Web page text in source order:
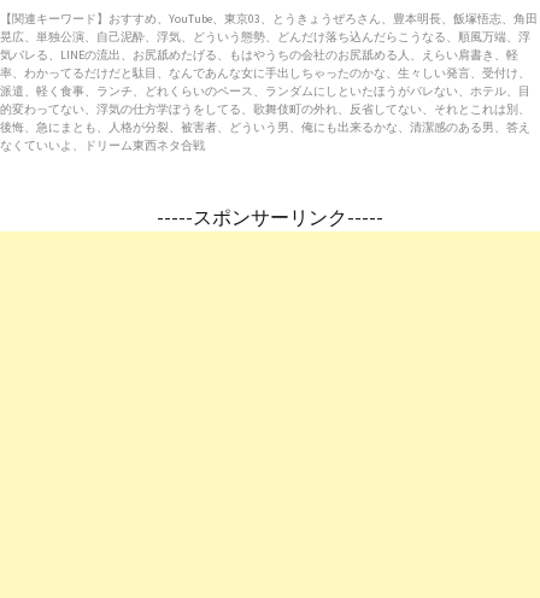
【関連キーワード】おすすめ、YouTube、東京03、とうきょうぜろさん、豊本明長、飯塚悟志、角田
晃広、単独公演、自己泥酔、浮気、どういう態勢、どんだけ落ち込んだらこうなる、順風万端、浮
気バレる、LINEの流出、お尻舐めたげる、もはやうちの会社のお尻舐める人、えらい肩書き、軽
率、わかってるだけだと駄目、なんであんな女に手出しちゃったのかな、生々しい発言、受付け、
派遣、軽く食事、ランチ、どれくらいのペース、ランダムにしといたほうがバレない、ホテル、目
的変わってない、浮気の仕方学ぼうをしてる、歌舞伎町の外れ、反省してない、それとこれは別、
後悔、急にまとも、人格が分裂、被害者、どういう男、俺にも出来るかな、清潔感のある男、答え
なくていいよ、ドリーム東西ネタ合戦
-----スポンサーリンク-----